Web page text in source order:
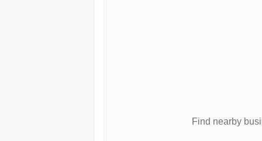
Find nearby